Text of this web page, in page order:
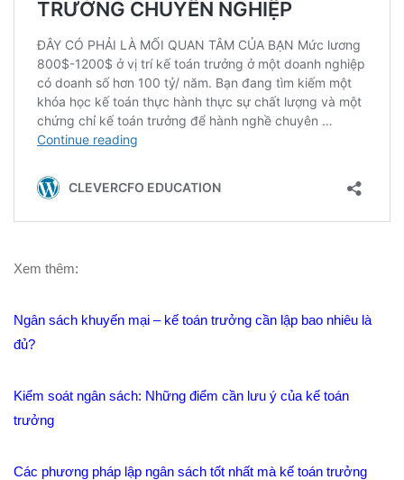
Xem thêm:
Ngân sách khuyến mại – kế toán trưởng cần lập bao nhiêu là
đủ?
Kiểm soát ngân sách: Những điểm cần lưu ý của kế toán
trưởng
Các phương pháp lập ngân sách tốt nhất mà kế toán trưởng